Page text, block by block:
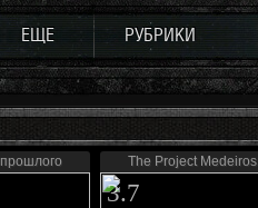
ЕЩЕ РУБРИКИ
The Project Medeiros
3.7